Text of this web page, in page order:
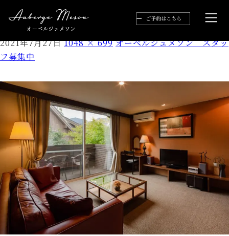
グラフィックス7
2021年7月27日 1048 × 699 オーベルジュメソン スタッ
フ募集中